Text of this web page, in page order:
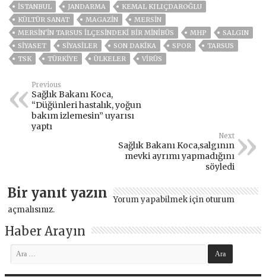
ISTANBUL
JANDARMA
KEMAL KILIÇDAROĞLU
KÜLTÜR SANAT
MAGAZİN
MERSİN
MERSIN'IN TARSUS ILÇESINDEKI BIR MINIBÜS
MHP
SALGIN
SİYASET
SİYASİLER SON DAKIKA SPOR
TARSUS
TSK
TÜRKİYE ÜLKELER VIRÜS
Previous
Sağlık Bakanı Koca,
“Düğünleri hastalık, yoğun
bakım izlemesin” uyarısı
yaptı
Next
Sağlık Bakanı Koca,salgının
mevki ayrımı yapmadığını
söyledi
Bir yanıt yazın Yorum yapabilmek için oturum
açmalısınız.
Haber Arayın